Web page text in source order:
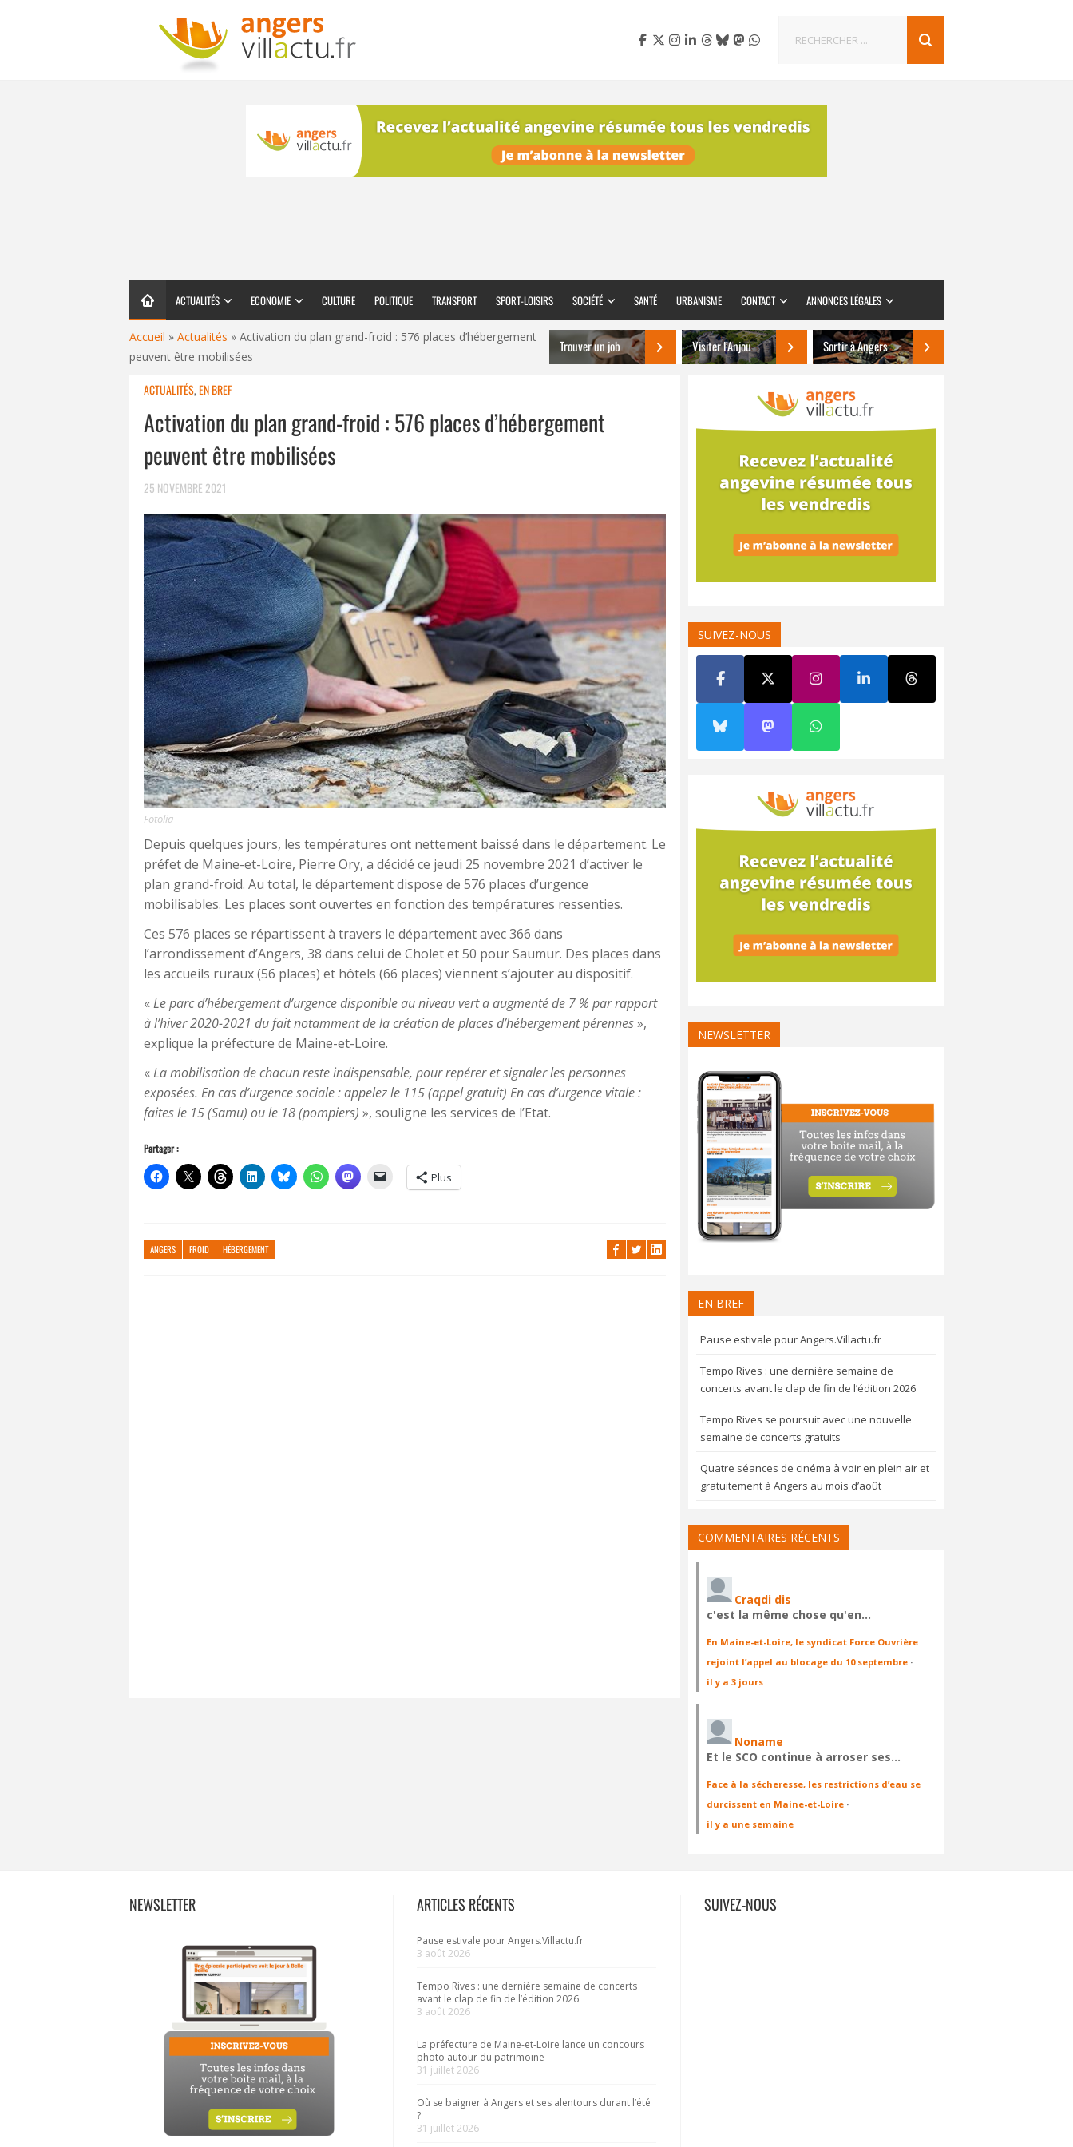
ACTUALITÉS ECONOMIE CULTURE POLITIQUE TRANSPORT SPORT-LOISIRS SOCIÉTÉ SANTÉ URBANISME CONTACT ANNONCES LÉGALES
Accueil » Actualités » Activation du plan grand-froid : 576 places d’hébergement
peuvent être mobilisées
Trouver un job Visiter l’Anjou Sortir à Angers
ACTUALITÉS,EN BREF
Activation du plan grand-froid : 576 places d’hébergement
peuvent être mobilisées
25 NOVEMBRE 2021
Fotolia
Depuis quelques jours, les températures ont nettement baissé dans le département. Le
préfet de Maine-et-Loire, Pierre Ory, a décidé ce jeudi 25 novembre 2021 d’activer le
plan grand-froid. Au total, le département dispose de 576 places d’urgence
mobilisables. Les places sont ouvertes en fonction des températures ressenties.
Ces 576 places se répartissent à travers le département avec 366 dans
l’arrondissement d’Angers, 38 dans celui de Cholet et 50 pour Saumur. Des places dans
les accueils ruraux (56 places) et hôtels (66 places) viennent s’ajouter au dispositif.
«Le parc d’hébergement d’urgence disponible au niveau vert a augmenté de 7 % par rapport
à l’hiver 2020-2021 du fait notamment de la création de places d’hébergement pérennes»,
explique la préfecture de Maine-et-Loire.
«La mobilisation de chacun reste indispensable, pour repérer et signaler les personnes
exposées. En cas d’urgence sociale : appelez le 115 (appel gratuit) En cas d’urgence vitale :
faites le 15 (Samu) ou le 18 (pompiers) », souligne les services de l’Etat.
Partager :
Plus
ANGERS FROID HÉBERGEMENT
SUIVEZ-NOUS
NEWSLETTER
EN BREF
Pause estivale pour Angers.Villactu.fr
Tempo Rives : une dernière semaine de
concerts avant le clap de fin de l’édition 2026
Tempo Rives se poursuit avec une nouvelle
semaine de concerts gratuits
Quatre séances de cinéma à voir en plein air et
gratuitement à Angers au mois d’août
COMMENTAIRES RÉCENTS
Craqdi dis
c'est la même chose qu'en…
En Maine-et-Loire, le syndicat Force Ouvrière
rejoint l’appel au blocage du 10 septembre ·
il y a 3 jours
Noname
Et le SCO continue à arroser ses…
Face à la sécheresse, les restrictions d’eau se
durcissent en Maine-et-Loire ·
il y a une semaine
NEWSLETTER ARTICLES RÉCENTS
Pause estivale pour Angers.Villactu.fr
3 août 2026
Tempo Rives : une dernière semaine de concerts
avant le clap de fin de l’édition 2026
3 août 2026
La préfecture de Maine-et-Loire lance un concours
photo autour du patrimoine
31 juillet 2026
Où se baigner à Angers et ses alentours durant l’été
?
31 juillet 2026
SUIVEZ-NOUS